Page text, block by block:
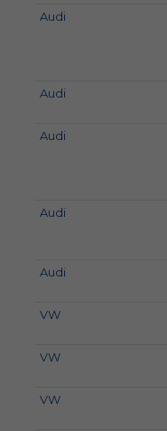
Audi
Audi
Audi
Audi
Audi
VW
VW
VW